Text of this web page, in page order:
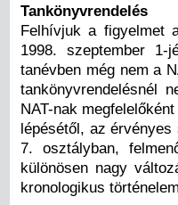
Tankönyvrendelés
Felhívjuk a figyelmet
1998. szeptember 1-
tanévben még nem a
tankönyvrendelésnél
NAT-nak
lépésétől, az
7. osztályban,
különösen nagy
kronologikus